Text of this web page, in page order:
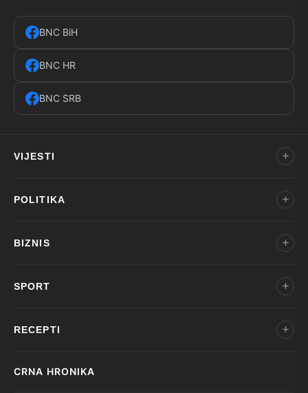
BNC BiH
BNC HR
BNC SRB
VIJESTI
POLITIKA
BIZNIS
SPORT
RECEPTI
CRNA HRONIKA